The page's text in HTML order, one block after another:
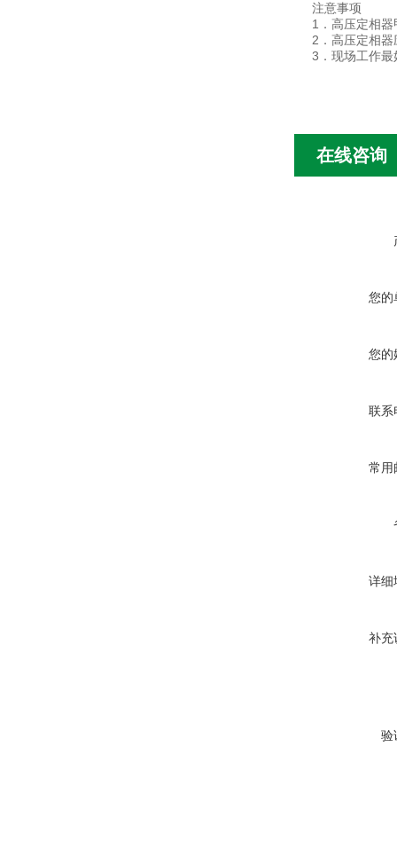
注意事项
1．高压定相
2．高压定相
3．现场工作
在线咨询
您的
您的
联系
常用
详细
补充
验